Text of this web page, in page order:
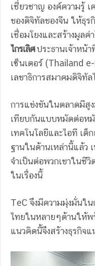
เชี่ยวชาญ องค์ความรู้
ของดิจิทัลของจีน ให้ธุร
เชื่อมโยงและสร้างมูลค่
ไกรเลิศประธานเจ้าหน้
เซ็นเตอร์ (Thailand
เลขาธิการสมาคมดิจิทัล
การแข่งขันในตลาดมีสู
เทียบกันแบบหมัดต่อห
เทคโนโลยีและไอที เ
ฐานในด้านเหล่านี้แล้ว
จำเป็นต่อพวกเขาในชีวิ
ในเรื่องนี้
TeC จึงมีความมุ่งมั่นใ
ไทยในหลายๆด้านให้พ
แนวคิดนี้จึงสร้างธุรกิจ